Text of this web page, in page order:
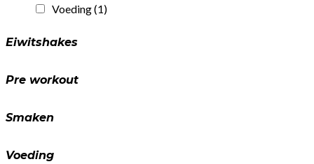
Voeding(1)
Eiwitshakes
Pre workout
Smaken
Voeding